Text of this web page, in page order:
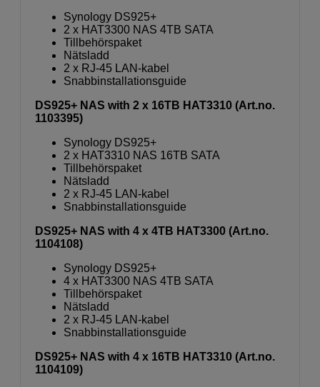
Synology DS925+
2 x HAT3300 NAS 4TB SATA
Tillbehörspaket
Nätsladd
2 x RJ-45 LAN-kabel
Snabbinstallationsguide
DS925+ NAS with 2 x 16TB HAT3310 (Art.no.
1103395)
Synology DS925+
2 x HAT3310 NAS 16TB SATA
Tillbehörspaket
Nätsladd
2 x RJ-45 LAN-kabel
Snabbinstallationsguide
DS925+ NAS with 4 x 4TB HAT3300 (Art.no.
1104108)
Synology DS925+
4 x HAT3300 NAS 4TB SATA
Tillbehörspaket
Nätsladd
2 x RJ-45 LAN-kabel
Snabbinstallationsguide
DS925+ NAS with 4 x 16TB HAT3310 (Art.no.
1104109)